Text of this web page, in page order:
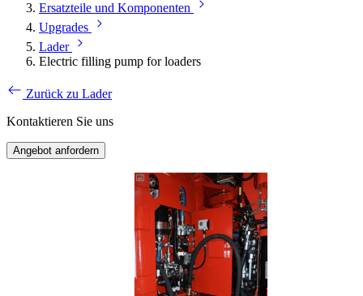
Ersatzteile und Komponenten
Upgrades
Lader
Electric filling pump for loaders
Zurück zu Lader
Kontaktieren Sie uns
Angebot anfordern